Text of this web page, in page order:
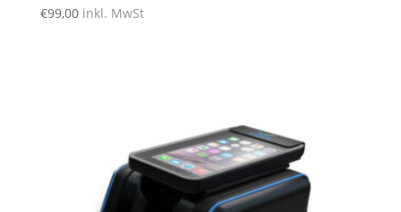
€99,00 inkl. MwSt